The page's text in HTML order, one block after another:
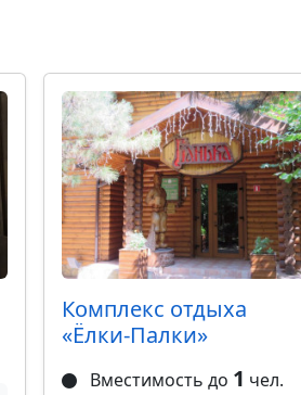
Комплекс отдыха
«Ёлки-Палки»
Вместимость до 1 чел.